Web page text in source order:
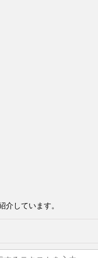
しています。